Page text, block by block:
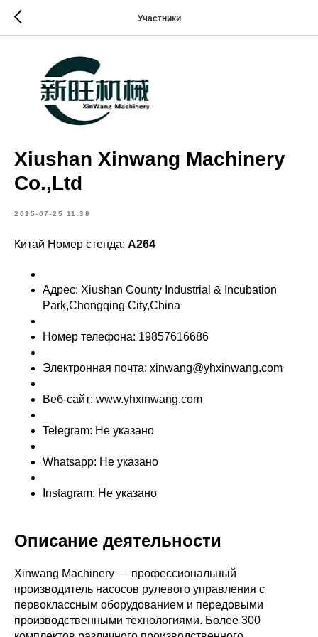
Участники
Xiushan Xinwang Machinery
Co.,Ltd
2025-07-25 11:38
Китай Номер стенда: A264
Адрес: Xiushan County Industrial & Incubation
Park,Chongqing City,China
Номер телефона: 19857616686
Электронная почта: xinwang@yhxinwang.com
Веб-сайт: www.yhxinwang.com
Telegram: Не указано
Whatsapp: Не указано
Instagram: Не указано
Описание деятельности
Xinwang Machinery — профессиональный
производитель насосов рулевого управления с
первоклассным оборудованием и передовыми
производственными технологиями. Более 300